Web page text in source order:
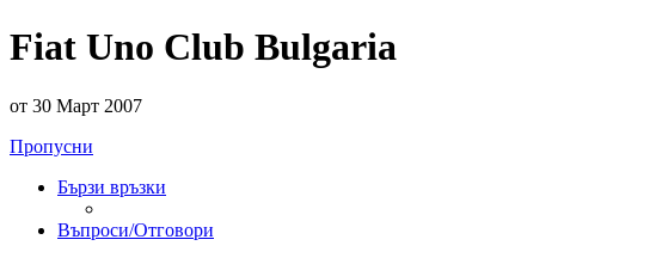
Fiat Uno Club Bulgaria
от 30 Март 2007
Пропусни
Бързи връзки
Въпроси/Отговори